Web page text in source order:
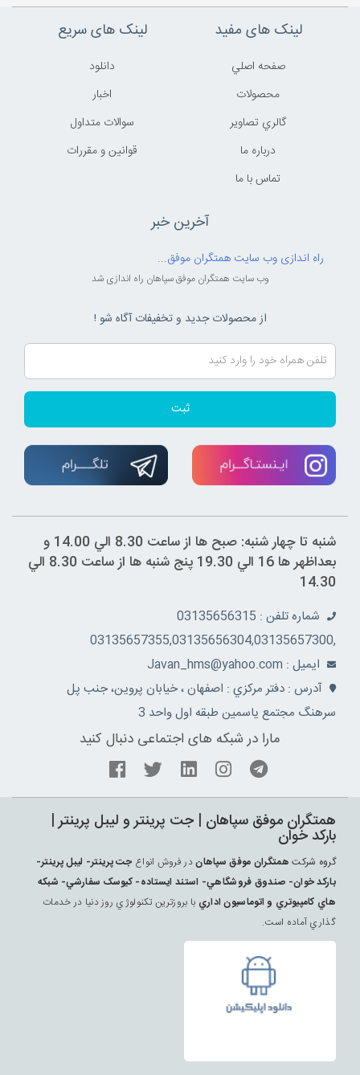
لینک های مفید
صفحه اصلي
محصولات
گالري تصاوير
درباره ما
تماس با ما
لینک های سریع
دانلود
اخبار
سوالات متداول
قوانين و مقررات
آخرین خبر
راه اندازی وب سایت همتگران موفق...
وب سایت همتگران موفق سپاهان راه اندازی شد
از محصولات جدید و تخفیفات آگاه شو !
ثبت
شنبه تا چهار شنبه: صبح ها از ساعت 8.30 الي 14.00 و
بعداظهر ها 16 الي 19.30 پنج شنبه ها از ساعت 8.30 الي
14.30
شماره تلفن : 03135656315
,03135657355,03135656304,03135657300
ايميل : Javan_hms@yahoo.com
آدرس : دفتر مرکزي : اصفهان ، خيابان پروين، جنب پل
سرهنگ مجتمع ياسمين طبقه اول واحد 3
مارا در شبکه های اجتماعی دنبال کنید
همتگران موفق سپاهان | جت پرينتر و ليبل پرينتر |
بارکد خوان
گروه شرکت همتگران موفق سپاهاندر فروش انواع جت پرينتر- ليبل پرينتر-
بارکد خوان- صندوق فروشگاهي- استند ايستاده- کيوسک سفارشي- شبکه
هاي کامپيوتري و اتوماسيون اداري با بروزترين تکنولوژي روز دنيا در خدمات
گذاري آماده است.